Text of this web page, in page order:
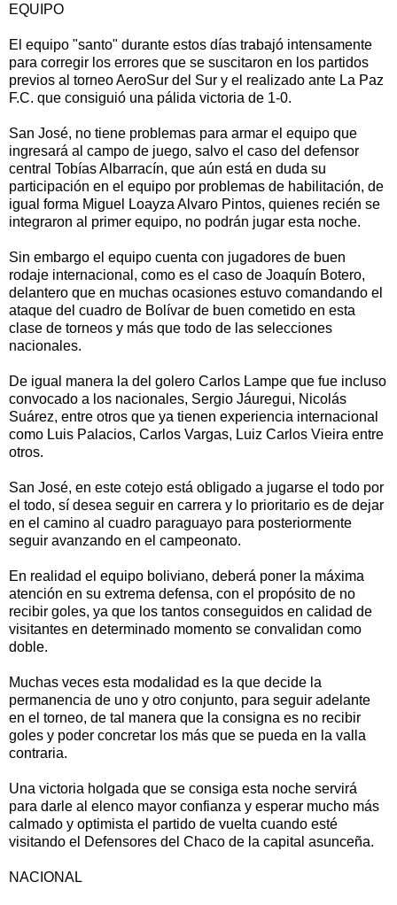
EQUIPO
El equipo "santo" durante estos días trabajó intensamente
para corregir los errores que se suscitaron en los partidos
previos al torneo AeroSur del Sur y el realizado ante La Paz
F.C. que consiguió una pálida victoria de 1-0.
San José, no tiene problemas para armar el equipo que
ingresará al campo de juego, salvo el caso del defensor
central Tobías Albarracín, que aún está en duda su
participación en el equipo por problemas de habilitación, de
igual forma Miguel Loayza Alvaro Pintos, quienes recién se
integraron al primer equipo, no podrán jugar esta noche.
Sin embargo el equipo cuenta con jugadores de buen
rodaje internacional, como es el caso de Joaquín Botero,
delantero que en muchas ocasiones estuvo comandando el
ataque del cuadro de Bolívar de buen cometido en esta
clase de torneos y más que todo de las selecciones
nacionales.
De igual manera la del golero Carlos Lampe que fue incluso
convocado a los nacionales, Sergio Jáuregui, Nicolás
Suárez, entre otros que ya tienen experiencia internacional
como Luis Palacios, Carlos Vargas, Luiz Carlos Vieira entre
otros.
San José, en este cotejo está obligado a jugarse el todo por
el todo, sí desea seguir en carrera y lo prioritario es de dejar
en el camino al cuadro paraguayo para posteriormente
seguir avanzando en el campeonato.
En realidad el equipo boliviano, deberá poner la máxima
atención en su extrema defensa, con el propósito de no
recibir goles, ya que los tantos conseguidos en calidad de
visitantes en determinado momento se convalidan como
doble.
Muchas veces esta modalidad es la que decide la
permanencia de uno y otro conjunto, para seguir adelante
en el torneo, de tal manera que la consigna es no recibir
goles y poder concretar los más que se pueda en la valla
contraria.
Una victoria holgada que se consiga esta noche servirá
para darle al elenco mayor confianza y esperar mucho más
calmado y optimista el partido de vuelta cuando esté
visitando el Defensores del Chaco de la capital asunceña.
NACIONAL